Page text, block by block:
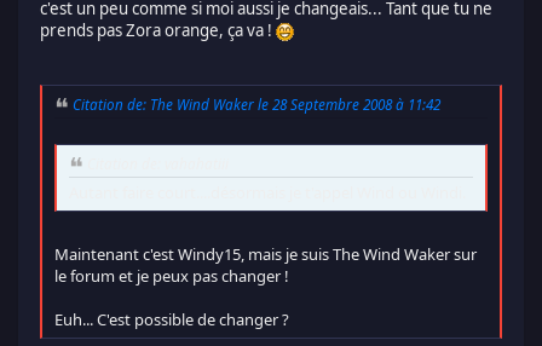
c'est un peu comme si moi aussi je changeais... Tant que tu ne
prends pas Zora orange, ça va !
Citation de: The Wind Waker le 28 Septembre 2008 à 11:42
Maintenant c'est Windy15, mais je suis The Wind Waker sur
le forum et je peux pas changer !
Euh... C'est possible de changer ?